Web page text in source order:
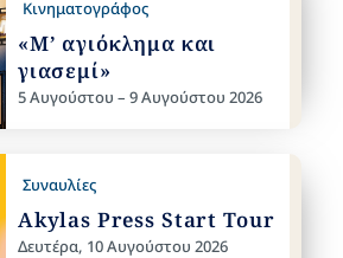
Κινηματογράφος
«Μ’ αγιόκλημα και
γιασεμί»
5 Αυγούστου – 9 Αυγούστου 2026
Συναυλίες
Akylas Press Start Tour
Δευτέρα, 10 Αυγούστου 2026